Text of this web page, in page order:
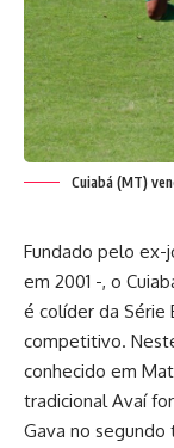
Cuiabá (MT)
Fundado pelo ex-
em 2001 -, o
é colíder da Série
competitivo.
conhecido em
tradicional Avaí
Gava no